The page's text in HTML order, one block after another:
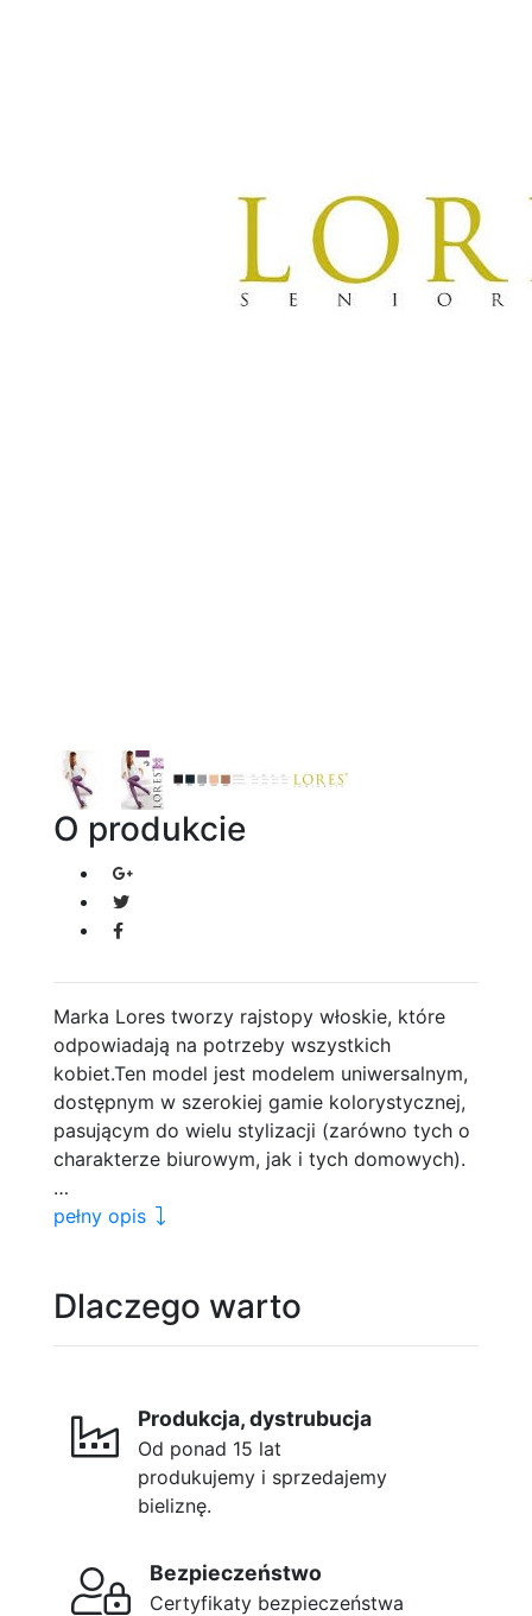
O produkcie
Marka Lores tworzy rajstopy włoskie, które
odpowiadają na potrzeby wszystkich
kobiet.Ten model jest modelem uniwersalnym,
dostępnym w szerokiej gamie kolorystycznej,
pasującym do wielu stylizacji (zarówno tych o
charakterze biurowym, jak i tych domowych).
…
pełny opis
Dlaczego warto
Produkcja, dystrubucja
Od ponad 15 lat
produkujemy i sprzedajemy
bieliznę.
Bezpieczeństwo
Certyfikaty bezpieczeństwa